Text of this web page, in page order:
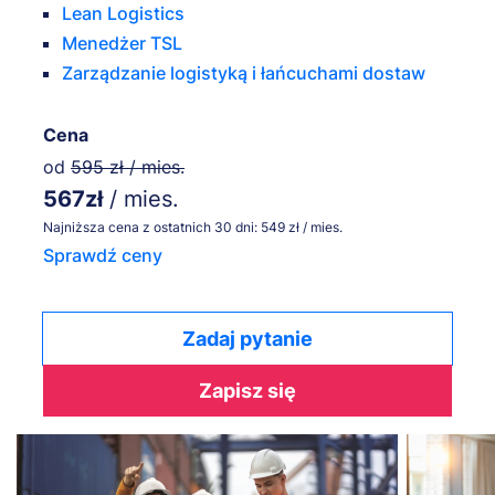
Lean Logistics
Menedżer TSL
Zarządzanie logistyką i łańcuchami dostaw
Cena
od 595 zł / mies.
567zł / mies.
Najniższa cena z ostatnich 30 dni: 549 zł / mies.
Sprawdź ceny
Zadaj pytanie
Zapisz się